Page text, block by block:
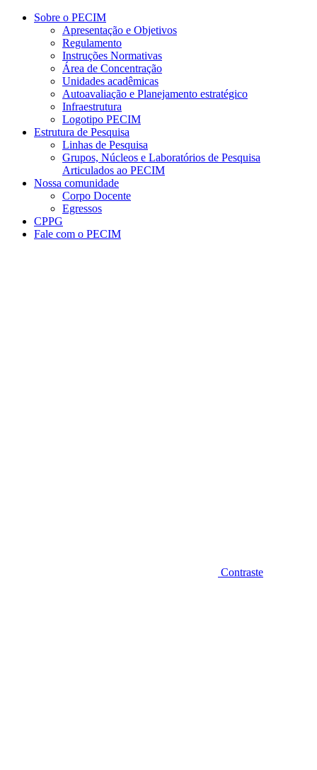
Conteúdo principal Menu principal
Sobre o PECIM
Apresentação e Objetivos
Regulamento
Instruções Normativas
Área de Concentração
Unidades acadêmicas
Autoavaliação e Planejamento estratégico
Infraestrutura
Logotipo PECIM
Estrutura de Pesquisa
Linhas de Pesquisa
Grupos, Núcleos e Laboratórios de Pesquisa
Articulados ao PECIM
Nossa comunidade
Corpo Docente
Egressos
CPPG
Fale com o PECIM
Contraste